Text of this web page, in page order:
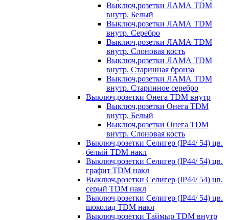
Выключ,розетки ЛАМА TDM
внутр. Белый
Выключ,розетки ЛАМА TDM
внутр. Серебро
Выключ,розетки ЛАМА TDM
внутр. Слоновая кость
Выключ,розетки ЛАМА TDM
внутр. Старинная бронза
Выключ,розетки ЛАМА TDM
внутр. Старинное серебро
Выключ,розетки Онега TDM внутр
Выключ,розетки Онега TDM
внутр. Белый
Выключ,розетки Онега TDM
внутр. Слоновая кость
Выключ,розетки Селигер (IP44/ 54) цв.
белый TDM накл
Выключ,розетки Селигер (IP44/ 54) цв.
графит TDM накл
Выключ,розетки Селигер (IP44/ 54) цв.
серый TDM накл
Выключ,розетки Селигер (IP44/ 54) цв.
шоколад TDM накл
Выключ,розетки Таймыр TDM внутр